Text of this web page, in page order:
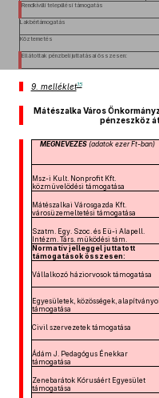
Rendkívüli települési támogatás
Lakbértámogatás
Köztemetés
Ellátottak pénzbeli juttatásai összesen:
9. melléklet15
Mátészalka Város
pénzeszköz
MEGNEVEZÉS (adatok ezer Ft-ban)
Msz-i Kult. Nonprofit Kft.
közművelődési támogatása
Mátészalkai Városgazda Kft.
városüzemeltetési támogatása
Szatm. Egy. Szoc. és Eü-i Alapell.
Intézm. Társ. működési tám.
Normatív jelleggel juttatott
támogatások összesen:
Vállalkozó háziorvosok támogatása
Egyesületek, közösségek,
támogatása
Civil szervezetek támogatása
Ádám J. Pedagógus Énekkar
támogatása
Zenebarátok Kórusáért Egyesület
támogatása